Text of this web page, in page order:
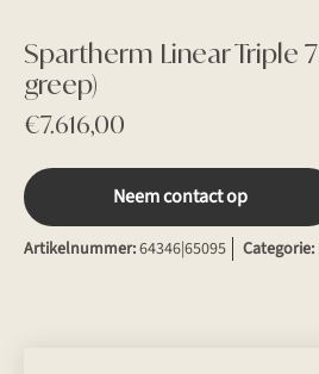
Spartherm Linear Triple
greep)
€7.616,00
Neem contact op
Artikelnummer:64346|65095 Categorie: